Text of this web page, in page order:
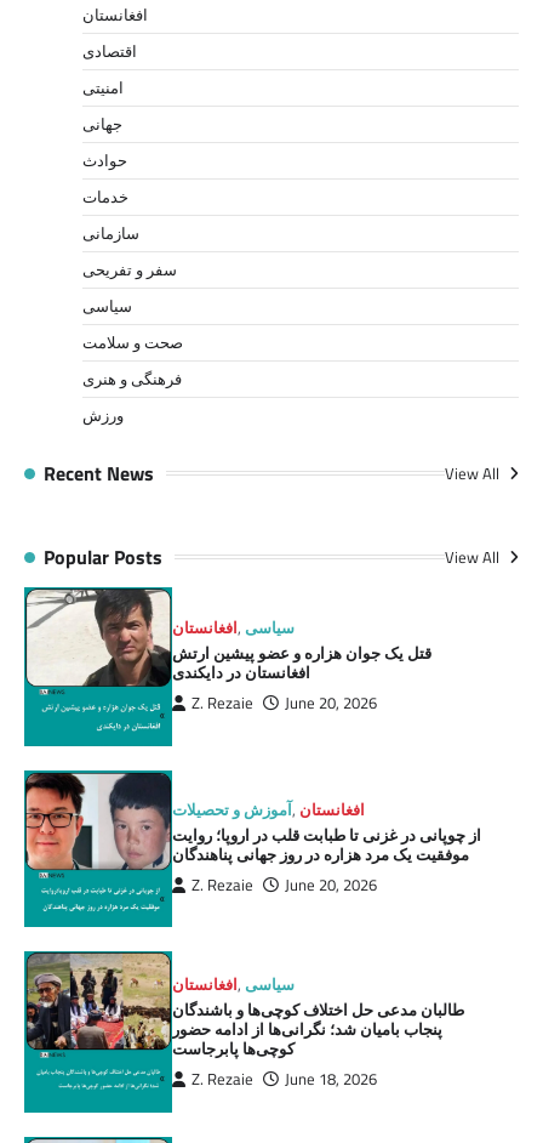
افغانستان
اقتصادی
امنیتی
جهانی
حوادث
خدمات
سازمانی
سفر و تفریحی
سیاسی
صحت و سلامت
فرهنگی و هنری
ورزش
Recent News View All
Popular Posts View All
افغانستان,سیاسی
قتل یک جوان هزاره و عضو پیشین ارتش
افغانستان در دایکندی
Z. Rezaie June 20, 2026
آموزش و تحصیلات, افغانستان
از چوپانی در غزنی تا طبابت قلب در اروپا؛ روایت
موفقیت یک مرد هزاره در روز جهانی پناهندگان
Z. Rezaie June 20, 2026
افغانستان,سیاسی
طالبان مدعی حل اختلاف کوچی‌ها و باشندگان
پنجاب بامیان شد؛ نگرانی‌ها از ادامه حضور
کوچی‌ها پابرجاست
Z. Rezaie June 18, 2026